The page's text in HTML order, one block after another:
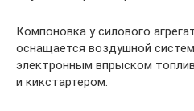
Компоновка у силового
оснащается воздушной
электронным впрыском
и кикстартером.